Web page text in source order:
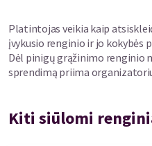
Veiksmas: iš principo rudenį ir
Trukmė: iš principo dvi
principų neįskaičiuota,
Būkit principingi – įsigykit
humoras dar niekam nepakenkė.
Platintojas veikia kaip
įvykusio renginio ir jo kokybės
Dėl pinigų grąžinimo renginio
sprendimą priima
Kiti siūlomi